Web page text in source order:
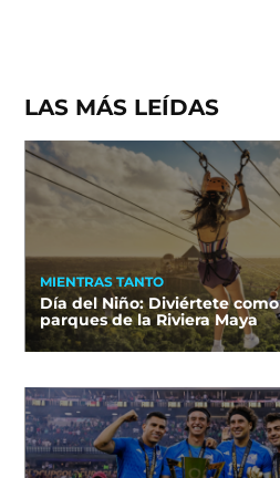
LAS MÁS LEÍDAS
MIENTRAS TANTO
Día del Niño: Diviértete
parques de la Riviera Maya